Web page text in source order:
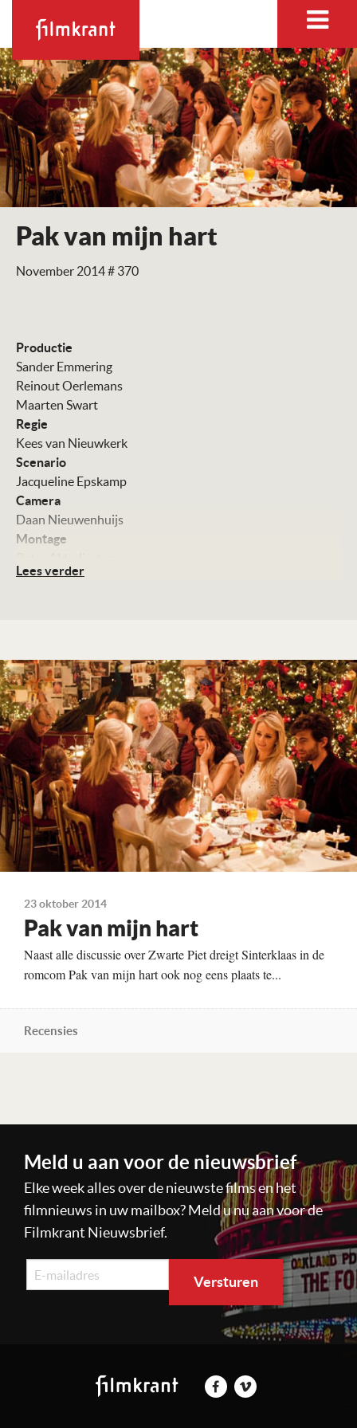
Pak van mijn hart
November 2014 # 370
Productie
Sander Emmering
Reinout Oerlemans
Maarten Swart
Regie
Kees van Nieuwkerk
Scenario
Jacqueline Epskamp
Camera
Daan Nieuwenhuijs
Montage
Art direction
Met
Halina Reijn
Fedja van Huêt
Chantal Janzen
Benja Bruijning
Kleur, 86 minuten
Distributie
A-Film
Te zien
Lees verder
23 oktober 2014
Pak van mijn hart
Naast alle discussie over Zwarte Piet dreigt Sinterklaas in de
romcom Pak van mijn hart ook nog eens plaats te...
Recensies
Meld u aan voor de nieuwsbrief
Elke week alles over de nieuwste films en het
filmnieuws in uw mailbox? Meld u nu aan voor de
Filmkrant Nieuwsbrief.